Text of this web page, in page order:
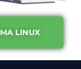
LINUX